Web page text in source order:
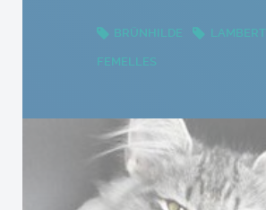
BRÜNHILDE LAMBERT
FEMELLES